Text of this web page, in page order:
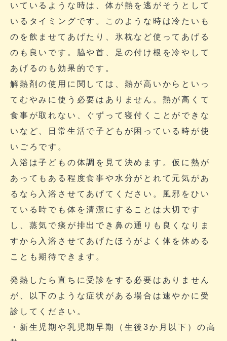
いているような時は、体が熱を逃がそうとして
いるタイミングです。このような時は冷たいも
のを飲ませてあげたり、氷枕など使ってあげる
のも良いです。脇や首、足の付け根を冷やして
あげるのも効果的です。
解熱剤の使用に関しては、熱が高いからといっ
てむやみに使う必要はありません。熱が高くて
食事が取れない、ぐずって寝付くことができな
いなど、日常生活で子どもが困っている時が使
いごろです。
入浴は子どもの体調を見て決めます。仮に熱が
あってもある程度食事や水分がとれて元気があ
るなら入浴させてあげてください。風邪をひい
ている時でも体を清潔にすることは大切です
し、蒸気で痰が排出でき鼻の通りも良くなりま
すから入浴させてあげたほうがよく体を休める
ことも期待できます。
発熱したら直ちに受診をする必要はありません
が、以下のような症状がある場合は速やかに受
診してください。
・新生児期や乳児期早期（生後3か月以下）の高